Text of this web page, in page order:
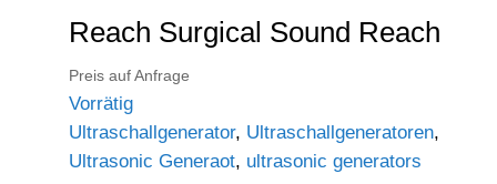
Reach Surgical Sound Reach
Preis auf Anfrage
Vorrätig
Ultraschallgenerator, Ultraschallgeneratoren,
Ultrasonic Generaot, ultrasonic generators